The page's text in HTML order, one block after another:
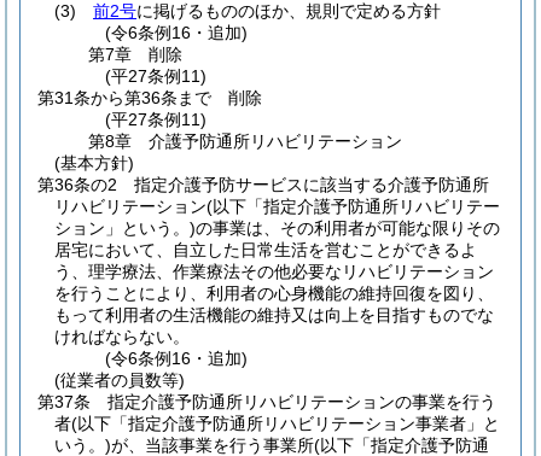
(3)
前2号に掲げるもののほか、規則で定める方針
(令6条例16・追加)
第7章
削除
(平27条例11)
第31条から第36条まで
削除
(平27条例11)
第8章
介護予防通所リハビリテーション
(基本方針)
第36条の2
指定介護予防サービスに該当する介護予防通所
リハビリテーション(以下「指定介護予防通所リハビリテー
ション」という。)の事業は、その利用者が可能な限りその
居宅において、自立した日常生活を営むことができるよ
う、理学療法、作業療法その他必要なリハビリテーション
を行うことにより、利用者の心身機能の維持回復を図り、
もって利用者の生活機能の維持又は向上を目指すものでな
ければならない。
(令6条例16・追加)
(従業者の員数等)
第37条
指定介護予防通所リハビリテーションの事業を行う
者(以下「指定介護予防通所リハビリテーション事業者」と
いう。)が、当該事業を行う事業所(以下「指定介護予防通